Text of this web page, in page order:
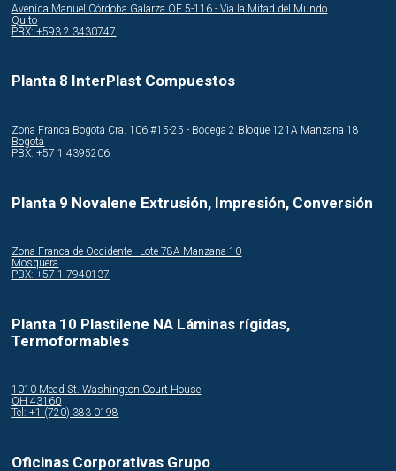
Avenida Manuel Córdoba Galarza OE 5-116 - Via la Mitad del Mundo
Quito
PBX: +593 2 3430747
Planta 8 InterPlast Compuestos
Zona Franca Bogotá Cra. 106 #15-25 - Bodega 2 Bloque 121A Manzana 18
Bogotá
PBX: +57 1 4395206
Planta 9 Novalene Extrusión, Impresión, Conversión
Zona Franca de Occidente - Lote 78A Manzana 10
Mosquera
PBX: +57 1 7940137
Planta 10 Plastilene NA Láminas rígidas,
Termoformables
1010 Mead St. Washington Court House
OH 43160
Tel: +1 (720) 383 0198
Oficinas Corporativas Grupo